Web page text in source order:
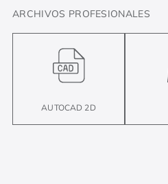
ARCHIVOS PROFESIONALES
AUTOCAD 2D